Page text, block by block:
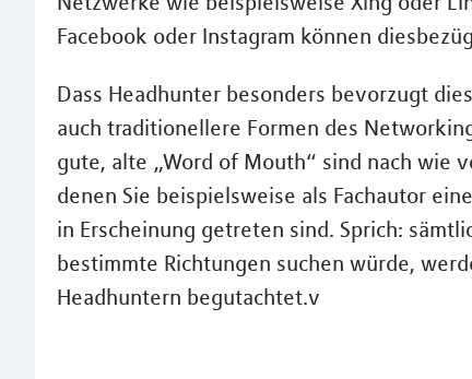
Facebook oder Instagram können
Dass Headhunter besonders bevorzugt
auch traditionellere Formen des
gute, alte „Word of Mouth“ sind nach wie
denen Sie beispielsweise als Fachautor
in Erscheinung getreten sind. Sprich:
bestimmte Richtungen suchen würde,
Headhuntern begutachtet.v